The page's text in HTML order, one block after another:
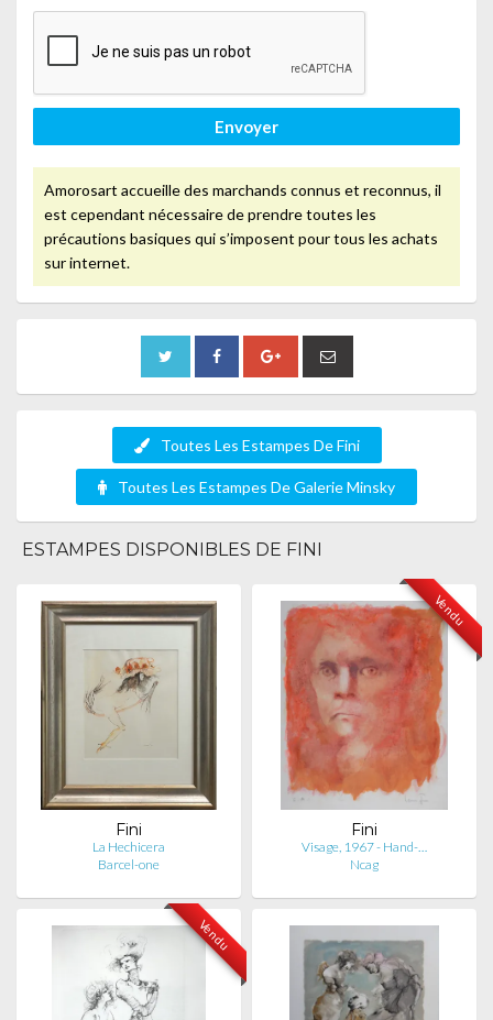
Envoyer
Amorosart accueille des marchands connus et reconnus, il
est cependant nécessaire de prendre toutes les
précautions basiques qui s’imposent pour tous les achats
sur internet.
Toutes Les Estampes De Fini
Toutes Les Estampes De Galerie Minsky
ESTAMPES DISPONIBLES DE FINI
Fini
La Hechicera
Barcel-one
Vendu
Fini
Visage, 1967 - Hand-…
Ncag
Vendu